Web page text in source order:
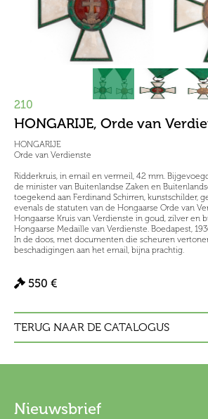
210
HONGARIJE, Orde van
HONGARIJE
Orde van Verdienste
Ridderkruis, in email en vermeil, 42 mm.
de minister van Buitenlandse Zaken en
toegekend aan Ferdinand Schirren, kunstschilder,
evenals de statuten van de Hongaarse Orde van
Hongaarse Kruis van Verdienste in goud, zilver en
Hongaarse Medaille van Verdienste. Boedapest,
In de doos, met documenten die scheuren
beschadigingen aan het email, bijna prachtig.
550 €
TERUG NAAR DE CATALOGUS
Nieuwsbrief